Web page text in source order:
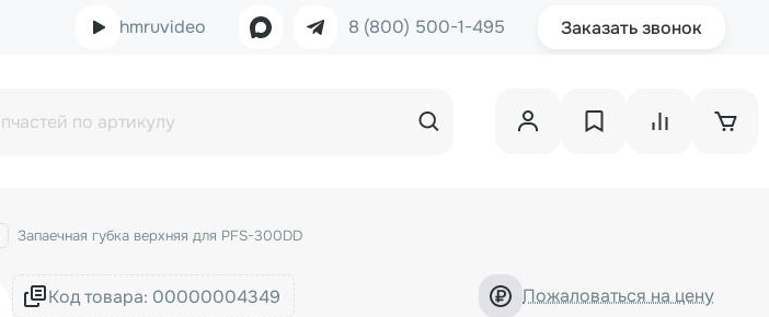
hmruvideo 8 (800) 500-1-495 Заказать звонок
Запаечная губка верхняя для PFS-300DD
Код товара: Пожаловаться на цену